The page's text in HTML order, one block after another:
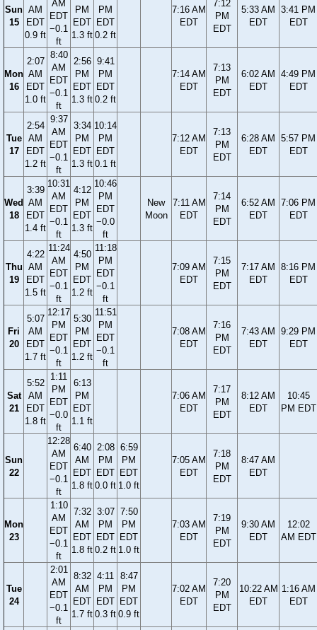
Sun
15
AM
EDT
0.9 ft
AM
EDT
−0.1
ft
PM
EDT
1.3 ft
PM
EDT
0.2 ft
7:16 AM
EDT
7:12
PM
EDT
5:33 AM
EDT
3:41 PM
EDT
Mon
16
2:07
AM
EDT
1.0 ft
8:40
AM
EDT
−0.1
ft
2:56
PM
EDT
1.3 ft
9:41
PM
EDT
0.2 ft
7:14 AM
EDT
7:13
PM
EDT
6:02 AM
EDT
4:49 PM
EDT
Tue
17
2:54
AM
EDT
1.2 ft
9:37
AM
EDT
−0.1
ft
3:34
PM
EDT
1.3 ft
10:14
PM
EDT
0.1 ft
7:12 AM
EDT
7:13
PM
EDT
6:28 AM
EDT
5:57 PM
EDT
Wed
18
3:39
AM
EDT
1.4 ft
10:31
AM
EDT
−0.1
ft
4:12
PM
EDT
1.3 ft
10:46
PM
EDT
−0.0
ft
New
Moon
7:11 AM
EDT
7:14
PM
EDT
6:52 AM
EDT
7:06 PM
EDT
Thu
19
4:22
AM
EDT
1.5 ft
11:24
AM
EDT
−0.1
ft
4:50
PM
EDT
1.2 ft
11:18
PM
EDT
−0.1
ft
7:09 AM
EDT
7:15
PM
EDT
7:17 AM
EDT
8:16 PM
EDT
Fri
20
5:07
AM
EDT
1.7 ft
12:17
PM
EDT
−0.1
ft
5:30
PM
EDT
1.2 ft
11:51
PM
EDT
−0.1
ft
7:08 AM
EDT
7:16
PM
EDT
7:43 AM
EDT
9:29 PM
EDT
Sat
21
5:52
AM
EDT
1.8 ft
1:11
PM
EDT
−0.0
ft
6:13
PM
EDT
1.1 ft
7:06 AM
EDT
7:17
PM
EDT
8:12 AM
EDT
10:45
PM EDT
Sun
22
12:28
AM
EDT
−0.1
ft
6:40
AM
EDT
1.8 ft
2:08
PM
EDT
0.0 ft
6:59
PM
EDT
1.0 ft
7:05 AM
EDT
7:18
PM
EDT
8:47 AM
EDT
Mon
23
1:10
AM
EDT
−0.1
ft
7:32
AM
EDT
1.8 ft
3:07
PM
EDT
0.2 ft
7:50
PM
EDT
1.0 ft
7:03 AM
EDT
7:19
PM
EDT
9:30 AM
EDT
12:02
AM EDT
Tue
24
2:01
AM
EDT
−0.1
ft
8:32
AM
EDT
1.7 ft
4:11
PM
EDT
0.3 ft
8:47
PM
EDT
0.9 ft
7:02 AM
EDT
7:20
PM
EDT
10:22 AM
EDT
1:16 AM
EDT